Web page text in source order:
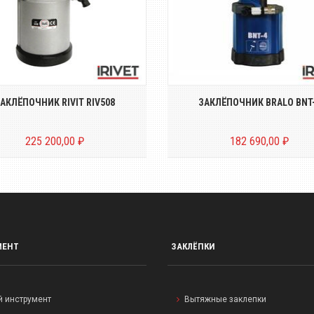
Пневмо-гидравлический
для вытяжных
заклёпок диаметром о...
RIVIT RIV508
225 200,00 ₽
Пневмо-гидравлический
заклёпочник для
заклёпок диаметром о...
ЗАКЛЁПОЧНИК BRALO
182 690,00 ₽
инструмент
ЗАКЛЁПКИ
Вытяжные заклепки